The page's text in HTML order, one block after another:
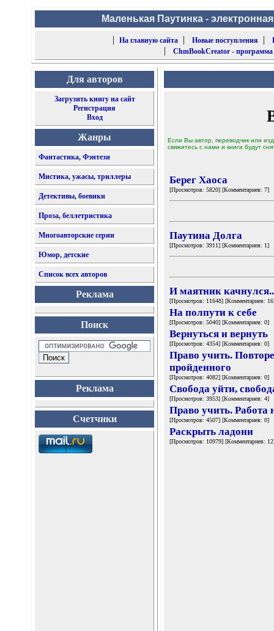
Маленькая Паутинка -
|
На главную сайта| Новые поступления |
| ChmBookCreator -
Для авторов
Загрузить книгу на сайт
Регистрация
Вход
Жанры
Фантастика, Фэнтези
Мистика, ужасы, триллеры
Детективы, боевики
Проза, беллетристика
Многоавторские серии
Юмор, детские
Список всех авторов
Реклама
Поиск
Реклама
Счетчики
Если Вы автор, переводчик или
свяжитесь с нами и книги будут
Берег Хаоса
[Просмотров: 5820] [Комментариев: 7]
Паутина Долга
[Просмотров: 3911] [Комментариев: 1]
И маятник
[Просмотров: 11648] [Комментариев:
На полпути к себе
[Просмотров: 5040] [Комментариев: 0]
Вернуться и вернуть
[Просмотров: 4354] [Комментариев: 0]
Право учить.
пройденного
[Просмотров: 4082] [Комментариев: 0]
Свобода уйти,
[Просмотров: 3953] [Комментариев: 4]
Право учить.
[Просмотров: 4507] [Комментариев: 0]
Раскрыть ладони
[Просмотров: 10979] [Комментариев: